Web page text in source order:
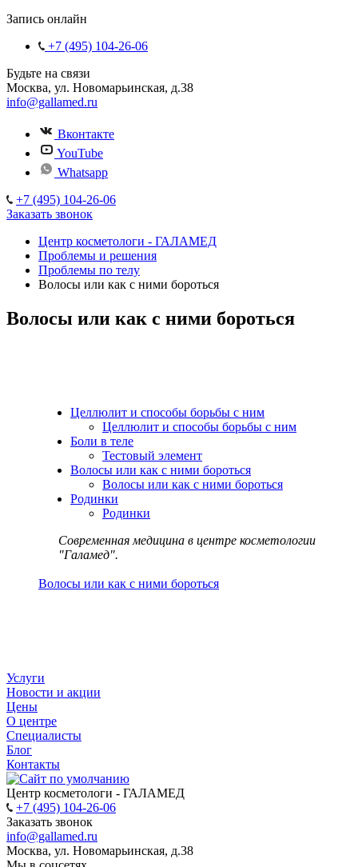
Запись онлайн
+7 (495) 104-26-06
Будьте на связи
Москва, ул. Новомарьинская, д.38
info@gallamed.ru
Вконтакте
YouTube
Whatsapp
+7 (495) 104-26-06
Заказать звонок
Центр косметологи - ГАЛАМЕД
Проблемы и решения
Проблемы по телу
Волосы или как с ними бороться
Волосы или как с ними бороться
Целлюлит и способы борьбы с ним
Целлюлит и способы борьбы с ним
Боли в теле
Тестовый элемент
Волосы или как с ними бороться
Волосы или как с ними бороться
Родинки
Родинки
Современная медицина в центре косметологии
"Галамед".
Волосы или как с ними бороться
Услуги
Новости и акции
Цены
О центре
Специалисты
Блог
Контакты
Центр косметологи - ГАЛАМЕД
+7 (495) 104-26-06
Заказать звонок
info@gallamed.ru
Москва, ул. Новомарьинская, д.38